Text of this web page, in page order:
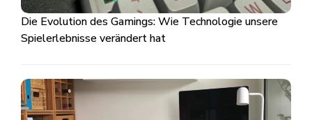
Die Evolution des Gamings: Wie Technologie unsere
Spielerlebnisse verändert hat